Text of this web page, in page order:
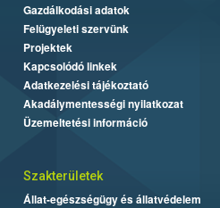
Gazdálkodási adatok
Felügyeleti szervünk
Projektek
Kapcsolódó linkek
Adatkezelési tájékoztató
Akadálymentességi nyilatkozat
Üzemeltetési információ
Szakterületek
Állat-egészségügy és állatvédelem